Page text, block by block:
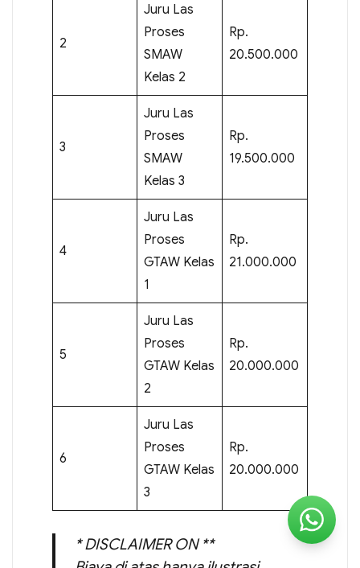
2
Juru Las
Proses
SMAW
Kelas 2
Rp.
20.500.000
3
Juru Las
Proses
SMAW
Kelas 3
Rp.
19.500.000
4
Juru Las
Proses
GTAW Kelas
1
Rp.
21.000.000
5
Juru Las
Proses
GTAW Kelas
2
Rp.
20.000.000
6
Juru Las
Proses
GTAW Kelas
3
Rp.
20.000.000
* DISCLAIMER ON **